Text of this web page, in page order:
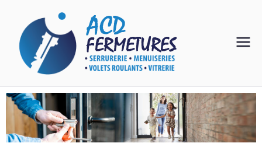
ferm
eture
s